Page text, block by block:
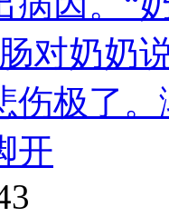
对奶奶
伤极了
开